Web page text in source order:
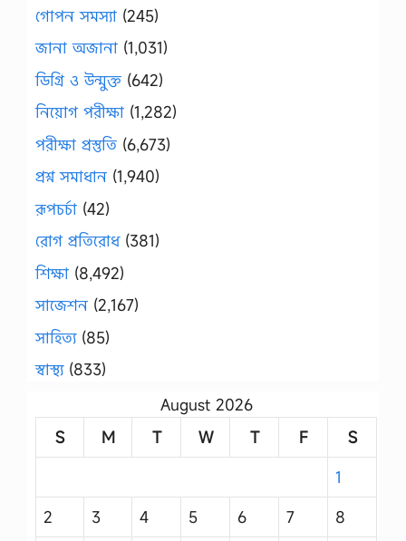
গোপন সমস্যা (245)
জানা অজানা (1,031)
ডিগ্রি ও উন্মুক্ত (642)
নিয়োগ পরীক্ষা (1,282)
পরীক্ষা প্রস্তুতি (6,673)
প্রশ্ন সমাধান (1,940)
রূপচর্চা (42)
রোগ প্রতিরোধ(381)
শিক্ষা (8,492)
সাজেশন (2,167)
সাহিত্য(85)
স্বাস্থ্য(833)
August 2026
S
M T W T F
S
1
2
3 4 5 6 7 8